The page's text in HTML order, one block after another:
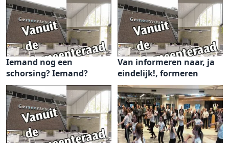
Iemand nog een
schorsing? Iemand?
Van informeren naar, ja
eindelijk!, formeren